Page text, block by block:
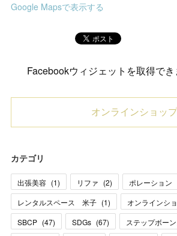
Google Mapsで表示する
Facebookウィジェットを取得でき
オンラインショップ
カテゴリ
出張美容 (1) リファ (2) ポレーション
レンタルスペース 米子 (1) オンラインシ
SBCP (47) SDGs (67) ステップボー